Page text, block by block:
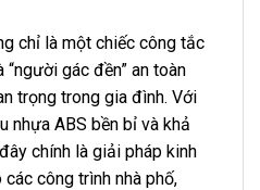
chỉ là một chiếc công tắc
gác đền” an toàn
trọng trong gia đình. Với
nhựa ABS bền bỉ và khả
chính là giải pháp kinh
công trình nhà phố,